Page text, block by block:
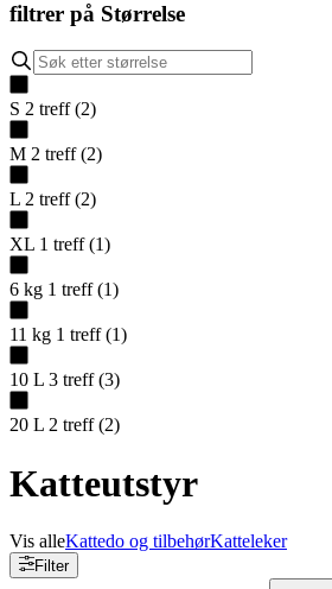
filtrer på Størrelse
S 2 treff (2)
M 2 treff (2)
L 2 treff (2)
XL 1 treff (1)
6 kg 1 treff (1)
11 kg 1 treff (1)
10 L 3 treff (3)
20 L 2 treff (2)
Katteutstyr
Vis alleKattedo og tilbehørKatteleker
Filter